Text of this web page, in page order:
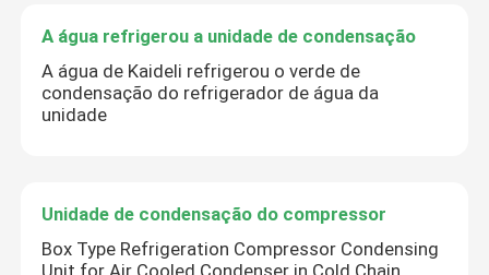
A água refrigerou a unidade de condensação
A água de Kaideli refrigerou o verde de
condensação do refrigerador de água da
unidade
Unidade de condensação do compressor
Box Type Refrigeration Compressor Condensing